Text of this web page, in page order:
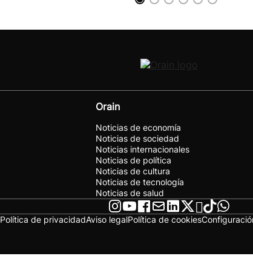
Orain
Noticias de economía
Noticias de sociedad
Noticias internacionales
Noticias de política
Noticias de cultura
Noticias de tecnología
Noticias de salud
Política de privacidadAviso legalPolítica de cookies